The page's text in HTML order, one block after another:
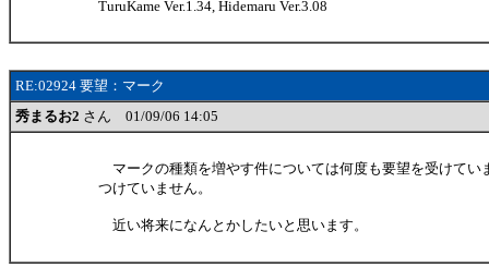
TuruKame Ver.1.34, Hidemaru Ver.3.08
RE:02924 要望：マーク
秀まるお2 さん 01/09/06 14:05
マークの種類を増やす件については何度も要望を受けてい
つけていません。
近い将来になんとかしたいと思います。